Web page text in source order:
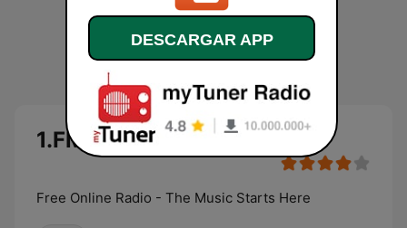
1.FM - Country Range
Free Online Radio - The Music Starts Here
DESCARGAR APP